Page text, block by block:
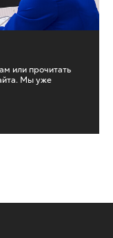
или прочитать
Мы уже